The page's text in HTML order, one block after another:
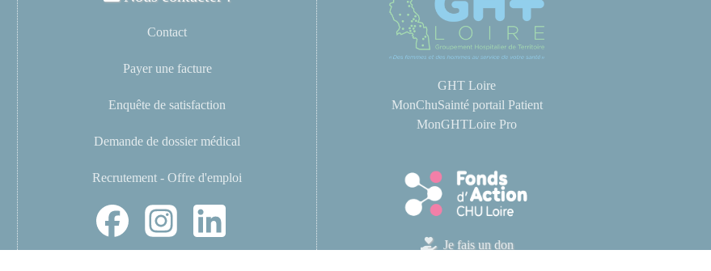
Contact
Payer une facture
Enquête de satisfaction
Demande de dossier médical
Recrutement - Offre d'emploi
GHT Loire
MonChuSainté portail Patient
MonGHTLoire Pro
Je fais un don